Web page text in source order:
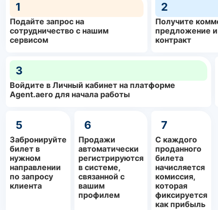
1
Подайте запрос на
сотрудничество с нашим
сервисом
2
Получите
предложение
контракт
3
Войдите в Личный кабинет на платформе
Agent.aero для начала работы
5
Забронируйте
билет в
нужном
направлении
по запросу
клиента
6
Продажи
автоматически
регистрируются
в системе,
связанной с
вашим
профилем
7
С каждого
проданного
билета
начисляется
комиссия,
которая
фиксируется
как прибыль